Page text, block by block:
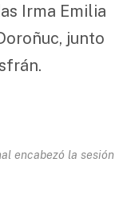
Irma Emilia
junto
encabezó la sesión